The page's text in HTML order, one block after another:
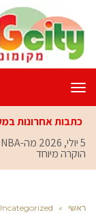
תפריט
כתבות אחרונות
5 יולי, 2026
הוקרה מיוחד
ראשי »